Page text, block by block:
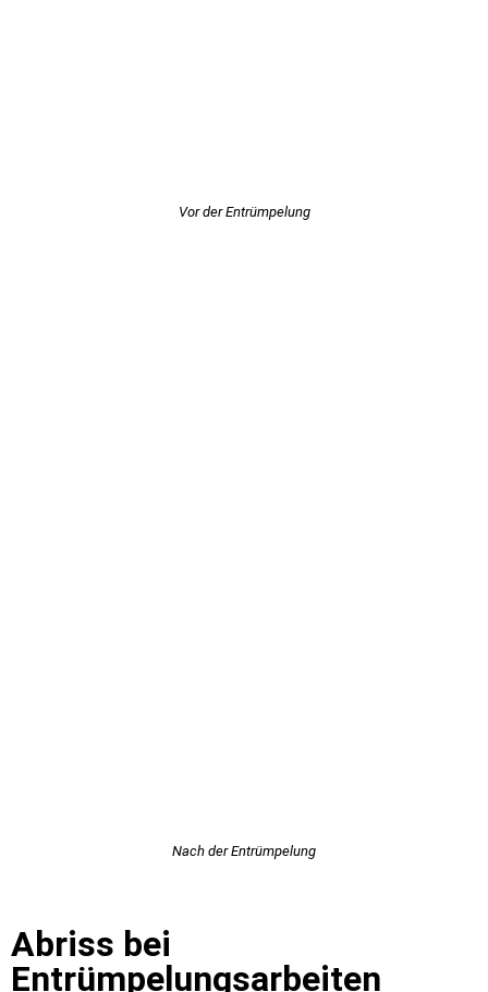
Vor der Entrümpelung
Nach der Entrümpelung
Abriss bei
Entrümpelungsarbeiten